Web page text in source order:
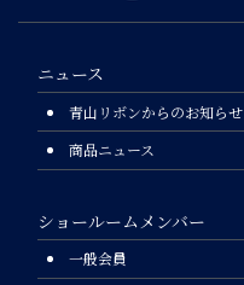
ニュース
青山リボンからのお知らせ
商品ニュース
ショールームメンバー
一般会員